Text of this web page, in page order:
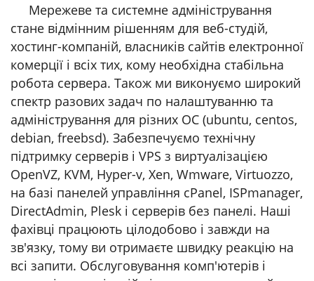
Мережеве та системне адміністрування
стане відмінним рішенням для веб-студій,
хостинг-компаній, власників сайтів електронної
комерції і всіх тих, кому необхідна стабільна
робота сервера. Також ми виконуємо широкий
спектр разових задач по налаштуванню та
адміністрування для різних ОС (ubuntu, centos,
debian, freebsd). Забезпечуємо технічну
підтримку серверів і VPS з виртуалізацією
OpenVZ, KVM, Hyper-v, Xen, Wmware, Virtuozzo,
на базі панелей управління сPanel, ISPmanager,
DirectAdmin, Plesk і серверів без панелі. Наші
фахівці працюють цілодобово і завжди на
зв'язку, тому ви отримаєте швидку реакцію на
всі запити. Обслуговування комп'ютерів і